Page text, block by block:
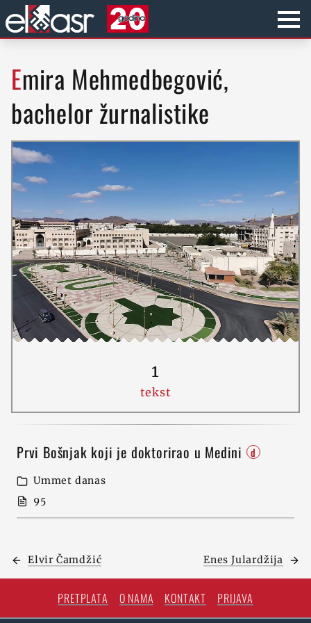
Emira Mehmedbegović,
bachelor žurnalistike
1
tekst
Prvi Bošnjak koji je doktorirao u Medini d
Ummet danas
95
Elvir Čamdžić Enes Julardžija
PRETPLATA O NAMA KONTAKT PRIJAVA